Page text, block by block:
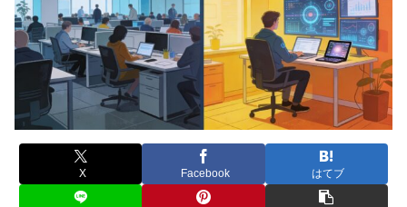
X Facebook はてブ